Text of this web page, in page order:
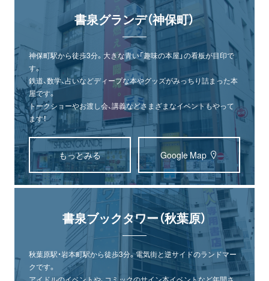
書泉グランデ（神保町）
神保町駅から徒歩3分。大きな青い「趣味の本屋」の看板が目印で
す。
鉄道、数学、占いなどディープな本やグッズがみっちり詰まった本
屋です。
トークショーやお渡し会、講義などさまざまなイベントもやって
ます！
もっとみる Google Map
書泉ブックタワー（秋葉原）
秋葉原駅・岩本町駅から徒歩3分。電気街と逆サイドのランドマー
クです。